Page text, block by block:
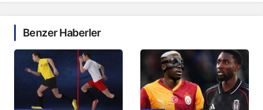
Benzer Haberler